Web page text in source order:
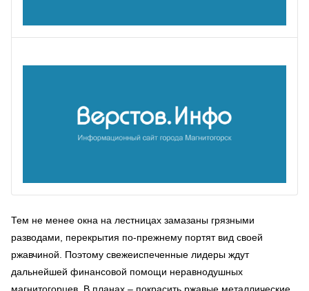
Тем не менее окна на лестницах замазаны грязными
разводами, перекрытия по-прежнему портят вид своей
ржавчиной. Поэтому свежеиспеченные лидеры ждут
дальнейшей финансовой помощи неравнодушных
магнитогорцев. В планах – покрасить ржавые металлические